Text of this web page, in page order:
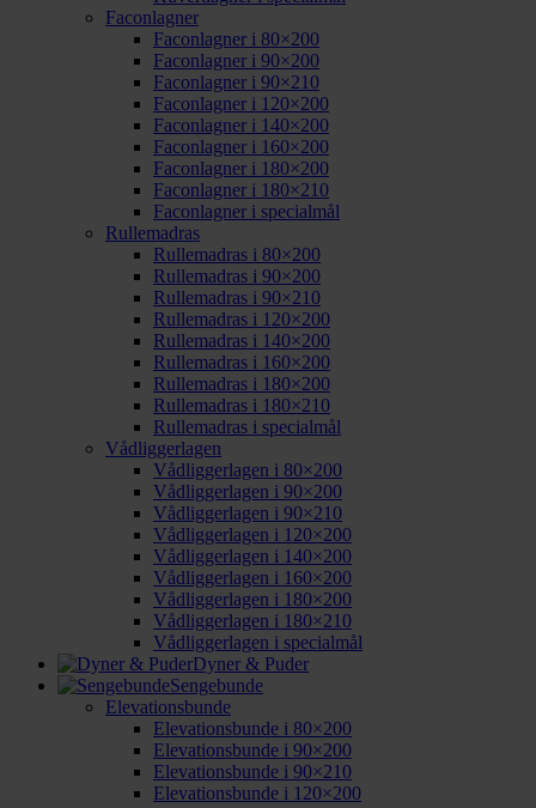
Faconlagner
Faconlagner i 80×200
Faconlagner i 90×200
Faconlagner i 90×210
Faconlagner i 120×200
Faconlagner i 140×200
Faconlagner i 160×200
Faconlagner i 180×200
Faconlagner i 180×210
Faconlagner i specialmål
Rullemadras
Rullemadras i 80×200
Rullemadras i 90×200
Rullemadras i 90×210
Rullemadras i 120×200
Rullemadras i 140×200
Rullemadras i 160×200
Rullemadras i 180×200
Rullemadras i 180×210
Rullemadras i specialmål
Vådliggerlagen
Vådliggerlagen i 80×200
Vådliggerlagen i 90×200
Vådliggerlagen i 90×210
Vådliggerlagen i 120×200
Vådliggerlagen i 140×200
Vådliggerlagen i 160×200
Vådliggerlagen i 180×200
Vådliggerlagen i 180×210
Vådliggerlagen i specialmål
Dyner & Puder
Sengebunde
Elevationsbunde
Elevationsbunde i 80×200
Elevationsbunde i 90×200
Elevationsbunde i 90×210
Elevationsbunde i 120×200